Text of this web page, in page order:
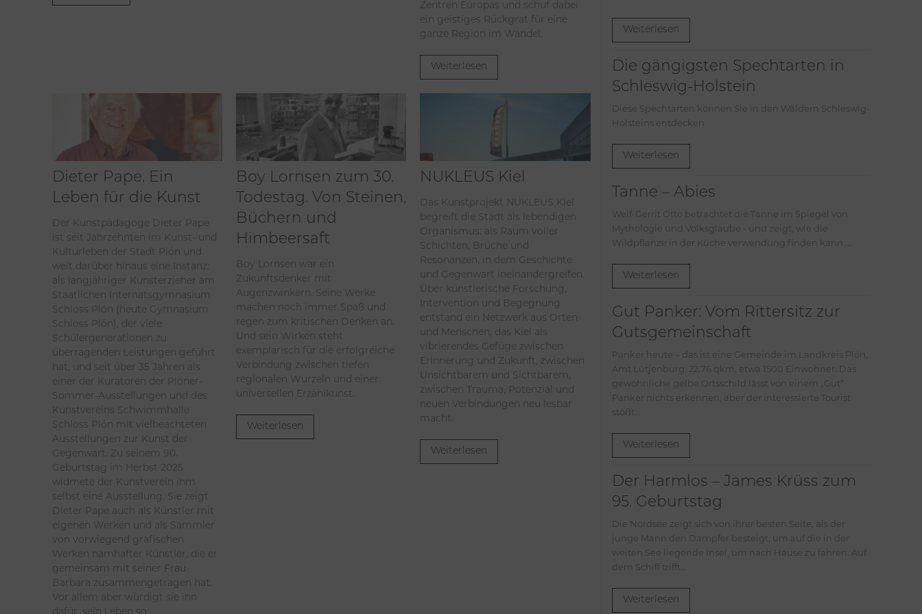
Zentren Europas und schuf dabei
ein geistiges Rückgrat für eine
ganze Region im Wandel.
Weiterlesen
Dieter Pape. Ein
Leben für die Kunst
Der Kunstpädagoge Dieter Pape
ist seit Jahrzehnten im Kunst- und
Kulturleben der Stadt Plön und
weit darüber hinaus eine Instanz:
als langjähriger Kunsterzieher am
Staatlichen Internatsgymnasium
Schloss Plön (heute Gymnasium
Schloss Plön), der viele
Schülergenerationen zu
überragenden Leistungen geführt
hat, und seit über 35 Jahren als
einer der Kuratoren der Plöner-
Sommer-Ausstellungen und des
Kunstvereins Schwimmhalle
Schloss Plön mit vielbeachteten
Ausstellungen zur Kunst der
Gegenwart. Zu seinem 90.
Geburtstag im Herbst 2025
widmete der Kunstverein ihm
selbst eine Ausstellung. Sie zeigt
Dieter Pape auch als Künstler mit
eigenen Werken und als Sammler
von vorwiegend grafischen
Werken namhafter Künstler, die er
gemeinsam mit seiner Frau
Barbara zusammengetragen hat.
Vor allem aber würdigt sie ihn
Boy Lornsen zum 30.
Todestag. Von Steinen,
Büchern und
Himbeersaft
Boy Lornsen war ein
Zukunftsdenker mit
Augenzwinkern. Seine Werke
machen noch immer Spaß und
regen zum kritischen Denken an.
Und sein Wirken steht
exemplarisch für die erfolgreiche
Verbindung zwischen tiefen
regionalen Wurzeln und einer
universellen Erzählkunst.
Weiterlesen
NUKLEUS Kiel
Das Kunstprojekt NUKLEUS Kiel
begreift die Stadt als lebendigen
Organismus: als Raum voller
Schichten, Brüche und
Resonanzen, in dem Geschichte
und Gegenwart ineinandergreifen.
Über künstlerische Forschung,
Intervention und Begegnung
entstand ein Netzwerk aus Orten
und Menschen, das Kiel als
vibrierendes Gefüge zwischen
Erinnerung und Zukunft, zwischen
Unsichtbarem und Sichtbarem,
zwischen Trauma, Potenzial und
neuen Verbindungen neu lesbar
macht.
Weiterlesen
Weiterlesen
Die gängigsten Spechtarten in
Schleswig-Holstein
Diese Spechtarten können Sie in den Wäldern Schleswig-
Holsteins entdecken
Weiterlesen
Tanne – Abies
Welf-Gerrit Otto betrachtet die Tanne im Spiegel von
Mythologie und Volksglaube - und zeigt, wie die
Wildpflanze in der Küche verwendung finden kann ...
Weiterlesen
Gut Panker: Vom Rittersitz zur
Gutsgemeinschaft
Panker heute – das ist eine Gemeinde im Landkreis Plön,
Amt Lütjenburg, 22.76 qkm, etwa 1500 Einwohner. Das
gewöhnliche gelbe Ortsschild lässt von einem „Gut“
Panker nichts erkennen, aber der interessierte Tourist
stößt...
Weiterlesen
Der Harmlos – James Krüss zum
95. Geburtstag
Die Nordsee zeigt sich von ihrer besten Seite, als der
junge Mann den Dampfer besteigt, um auf die in der
weiten See liegende Insel, um nach Hause zu fahren. Auf
dem Schiff trifft...
Weiterlesen